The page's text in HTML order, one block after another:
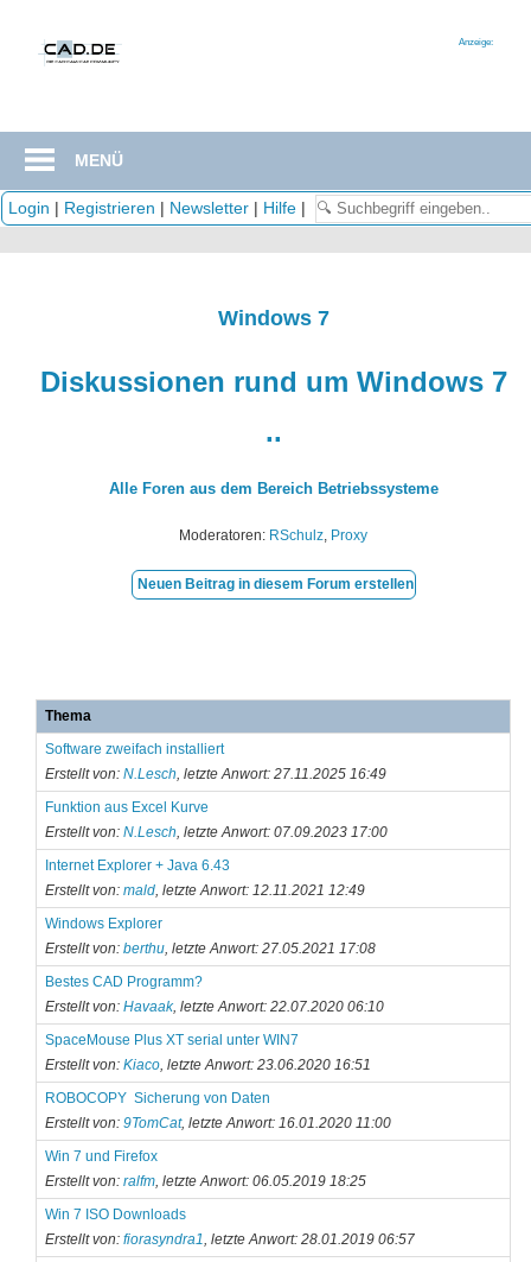
Anzeige:
MENÜ
Login | Registrieren | Newsletter | Hilfe |
Windows 7
Diskussionen rund um Windows 7
..
Alle Foren aus dem Bereich Betriebssysteme
Moderatoren: RSchulz Proxy
Neuen Beitrag in diesem Forum erstellen
Thema
Software zweifach installiert
Erstellt von: N.Lesch , letzte Anwort: 27.11.2025 16:49
Funktion aus Excel Kurve
Erstellt von: N.Lesch , letzte Anwort: 07.09.2023 17:00
Internet Explorer + Java 6.43
Erstellt von: mald, letzte Anwort: 12.11.2021 12:49
Windows Explorer
Erstellt von: berthu, letzte Anwort: 27.05.2021 17:08
Bestes CAD Programm?
Erstellt von: Havaak, letzte Anwort: 22.07.2020 06:10
SpaceMouse Plus XT serial unter WIN7
Erstellt von: Kiaco, letzte Anwort: 23.06.2020 16:51
ROBOCOPY  Sicherung von Daten
Erstellt von: 9TomCat, letzte Anwort: 16.01.2020 11:00
Win 7 und Firefox
Erstellt von: ralfm, letzte Anwort: 06.05.2019 18:25
Win 7 ISO Downloads
Erstellt von: fiorasyndra1 , letzte Anwort: 28.01.2019 06:57